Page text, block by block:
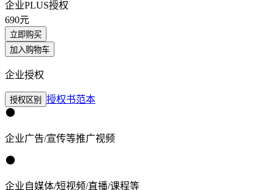
企业PLUS授权
690元
立即购买
加入购物车
企业授权
授权区别 授权书范本
企业广告/宣传等推广视频
企业自媒体/短视频/直播/课程等